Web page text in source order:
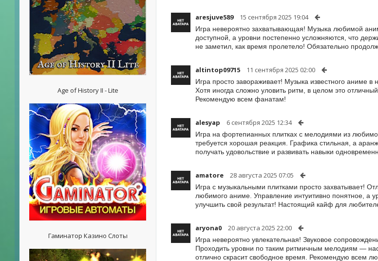
Age of History II - Lite
Гаминатор Казино Слоты
aresjuve589 15 сентября 2025 19:04
Игра невероятно захватывающая! Музыка любимой
доступной, а уровни постепенно усложняются, что
не заметил, как время пролетело! Обязательно
altintop09715 11 сентября 2025 02:00
Игра просто завораживает! Музыка известного аниме
Хотя иногда сложно уловить ритм, в целом это
Рекомендую всем фанатам!
alesyap 6 сентября 2025 12:34
Игра на фортепианных плитках с мелодиями из
требуется хорошая реакция. Графика стильная, а
получать удовольствие и развивать навыки
amatore 28 августа 2025 07:05
Игра с музыкальными плитками просто захватывает!
любимого аниме. Управление интуитивно понятное, а
улучшить свой результат! Настоящий кайф для
aryona0 20 августа 2025 22:00
Игра невероятно увлекательная! Звуковое
Проходить уровни по таким ритмичным мелодиям —
отлично скрасит свободное время. Рекомендую всем